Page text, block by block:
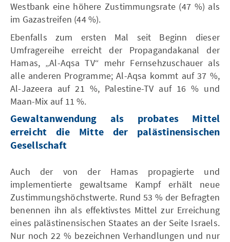
Westbank eine höhere Zustimmungsrate (47 %) als
im Gazastreifen (44 %).
Ebenfalls zum ersten Mal seit Beginn dieser
Umfragereihe erreicht der Propagandakanal der
Hamas, „Al-Aqsa TV“ mehr Fernsehzuschauer als
alle anderen Programme; Al-Aqsa kommt auf 37 %,
Al-Jazeera auf 21 %, Palestine-TV auf 16 % und
Maan-Mix auf 11 %.
Gewaltanwendung als probates Mittel
erreicht die Mitte der palästinensischen
Gesellschaft
Auch der von der Hamas propagierte und
implementierte gewaltsame Kampf erhält neue
Zustimmungshöchstwerte. Rund 53 % der Befragten
benennen ihn als effektivstes Mittel zur Erreichung
eines palästinensischen Staates an der Seite Israels.
Nur noch 22 % bezeichnen Verhandlungen und nur